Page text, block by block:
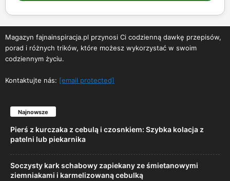
Magazyn fajnainspiracja.pl przynosi Ci codzienną dawkę przepisów,
porad i różnych trików, które możesz wykorzystać w swoim
codziennym życiu.
Kontaktujte nás: [email protected]
Najnowsze
Pierś z kurczaka z cebulą i czosnkiem: Szybka kolacja z
patelni lub piekarnika
Soczysty kark schabowy zapiekany ze śmietanowymi
ziemniakami i karmelizowaną cebulką